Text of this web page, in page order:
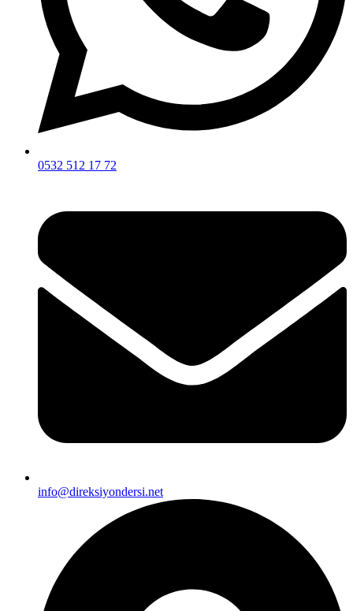
0532 512 17 72
info@direksiyondersi.net